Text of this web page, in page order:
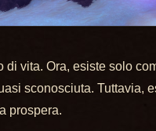
vita. Ora, esiste solo
sconosciuta. Tuttavia,
prospera.